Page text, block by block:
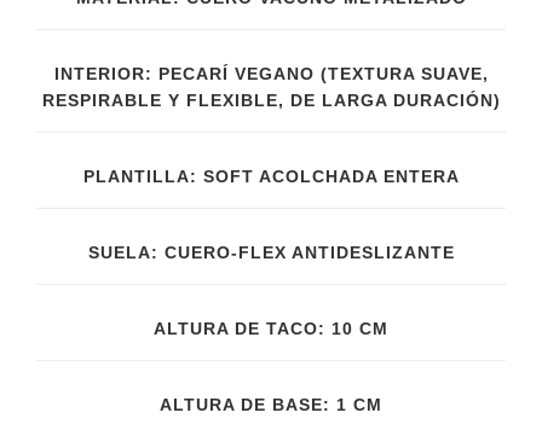
INTERIOR: PECARÍ VEGANO (TEXTURA SUAVE,
RESPIRABLE Y FLEXIBLE, DE LARGA DURACIÓN)
PLANTILLA: SOFT ACOLCHADA ENTERA
SUELA: CUERO-FLEX ANTIDESLIZANTE
ALTURA DE TACO: 10 CM
ALTURA DE BASE: 1 CM